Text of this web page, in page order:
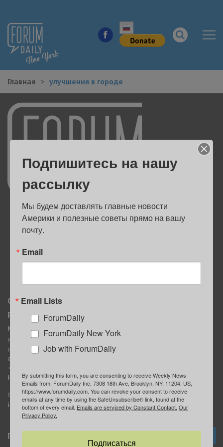
НОВОСТИ ГОРОДА
КУДА ПОЙТИ В ГОРОДЕ
ЗДОРОВЬЕ
РАБОТА И БИЗНЕС
ЖИЛЬЕ
ОБРАЗОВАНИЕ
Главная улучшения в городе
О нас
Реклама
MediaKit
Контактное лицо:
Марина Баранчук
ad@forumdaily.com
+1 347-604-1261
Наши рекламодатели
E-mail редакции:
info@forumdaily.com
Группа “ИЩУ СОВЕТА”
ForumDaily
Подписка
Подпишитесь на нашу
рассылку
Мы будем доставлять главные новости
Америки и полезные советы прямо на вашу
почту.
Email
Email Lists
ForumDaily
ForumDaily New York
Job with ForumDaily
By submitting this form, you are consenting to receive Weekly News
Emails from: ForumDaily Inc, 7308 18th Ave, Brooklyn, NY, 11204, US,
https://www.forumdaily.com. You can revoke your consent to receive
emails at any time by using the SafeUnsubscribe® link, found at the
bottom of every email. Emails are serviced by Constant Contact. Our
Privacy Policy.
Подписаться